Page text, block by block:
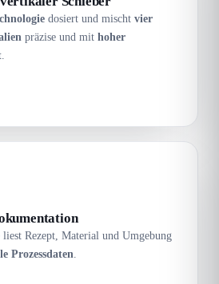
dosiert und mischt vier
präzise und mit hoher
liest Rezept, Material und Umgebung
Prozessdaten